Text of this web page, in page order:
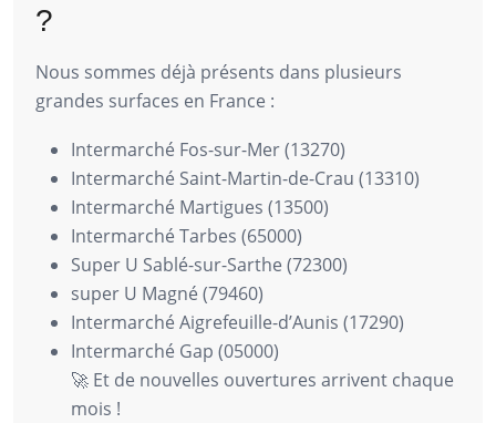
?
Nous sommes déjà présents dans plusieurs
grandes surfaces en France :
Intermarché Fos-sur-Mer (13270)
Intermarché Saint-Martin-de-Crau (13310)
Intermarché Martigues (13500)
Intermarché Tarbes (65000)
Super U Sablé-sur-Sarthe (72300)
super U Magné (79460)
Intermarché Aigrefeuille-d’Aunis (17290)
Intermarché Gap (05000)
🚀 Et de nouvelles ouvertures arrivent chaque
mois !